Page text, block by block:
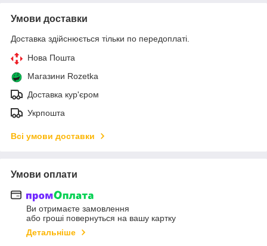
Умови доставки
Доставка здійснюється тільки по передоплаті.
Нова Пошта
Магазини Rozetka
Доставка кур'єром
Укрпошта
Всі умови доставки
Умови оплати
Ви отримаєте замовлення
або гроші повернуться на вашу картку
Детальніше